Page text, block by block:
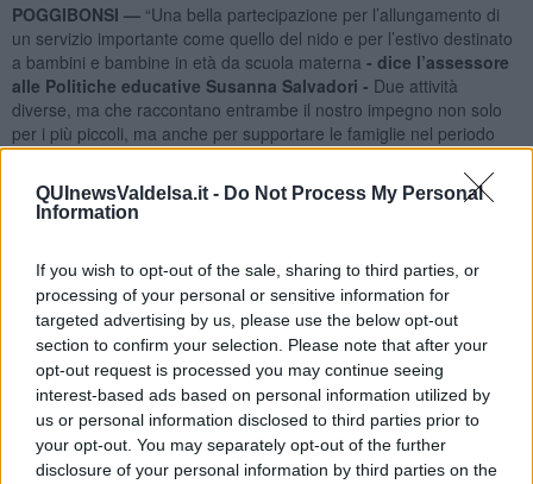
QUInewsValdelsa.it - Do Not Process My Personal
Information
If you wish to opt-out of the sale, sharing to third parties, or
processing of your personal or sensitive information for
targeted advertising by us, please use the below opt-out
section to confirm your selection. Please note that after your
opt-out request is processed you may continue seeing
interest-based ads based on personal information utilized by
us or personal information disclosed to third parties prior to
your opt-out. You may separately opt-out of the further
disclosure of your personal information by third parties on the
POGGIBONSI — “Una bella partecipazione per l’allungamento di
un servizio importante come quello del nido e per l’estivo destinato
a bambini e bambine in età da scuola materna - dice l’assessore
alle Politiche educative Susanna Salvadori - Due attività
diverse, ma che raccontano entrambe il nostro impegno non solo
per i più piccoli, ma anche per supportare le famiglie nel periodo
estivo”.
Per quanto riguarda ilnido comunalel’attività prosegue negli
spazi de La Coccinella visto che presto prenderanno il via i lavori al
dice Salvadori– è stata introdotta alcuni fa per raccogliere le
esigenze delle famiglie. Fino al 2017 infatti le attività proseguivano
fino alla seconda settimana di luglio. Abbiamo fatto una
ricognizione per comprendere la possibile adesione e abbiamo
scelto di investire in tal senso, per la prima volta nel 2018. Vista la
partecipazione, indice anche del forte apprezzamento nei confronti
del servizio, abbiamo mantenuto ogni anno questa opportunità”.